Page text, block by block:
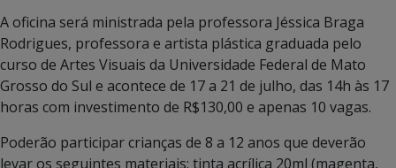
A oficina será ministrada pela professora Jéssica Braga
Rodrigues, professora e artista plástica graduada pelo
curso de Artes Visuais da Universidade Federal de Mato
Grosso do Sul e acontece de 17 a 21 de julho, das 14h às 17
horas com investimento de R$130,00 e apenas 10 vagas.
Poderão participar crianças de 8 a 12 anos que deverão
levar os seguintes materiais: tinta acrílica 20ml (magenta,